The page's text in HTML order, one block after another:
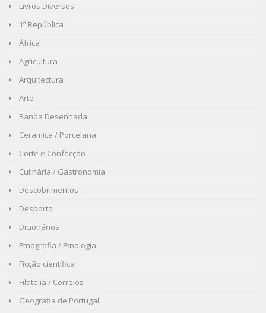
Livros Diversos
1ª República
África
Agricultura
Arquitectura
Arte
Banda Desenhada
Ceramica / Porcelana
Corte e Confecção
Culinária / Gastronomia
Descobrimentos
Desporto
Dicionários
Etnografia / Etnologia
Ficção científica
Filatelia / Correios
Geografia de Portugal